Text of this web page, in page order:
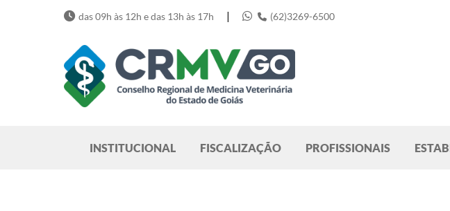
das 09h às 12h e das 13h às 17h | (62)3269-6500
INSTITUCIONAL FISCALIZAÇÃO PROFISSIONAIS